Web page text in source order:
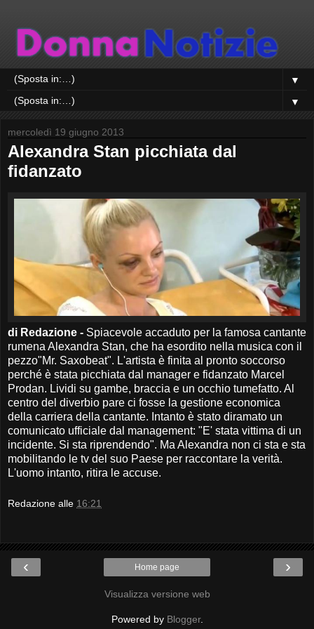
▼
▼
mercoledì 19 giugno 2013
Alexandra Stan picchiata dal
fidanzato
di Redazione - Spiacevole accaduto per la famosa cantante
rumena Alexandra Stan, che ha esordito nella musica con il
pezzo"Mr. Saxobeat". L'artista è finita al pronto soccorso
perché è stata picchiata dal manager e fidanzato Marcel
Prodan. Lividi su gambe, braccia e un occhio tumefatto. Al
centro del diverbio pare ci fosse la gestione economica
della carriera della cantante. Intanto è stato diramato un
comunicato ufficiale dal management: "E' stata vittima di un
incidente. Si sta riprendendo". Ma Alexandra non ci sta e sta
mobilitando le tv del suo Paese per raccontare la verità.
L'uomo intanto, ritira le accuse.
Redazione alle 16:21
‹ ›
Home page
Visualizza versione web
Powered by Blogger.